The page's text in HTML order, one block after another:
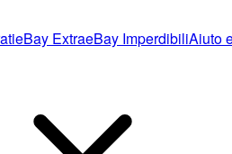
eBay ExtraeBay ImperdibiliAiuto